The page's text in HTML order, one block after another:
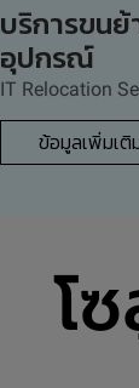
บริการขนย้
อุปกรณ์
IT Relocation
ข้อมูลเพิ่มเติ
โ